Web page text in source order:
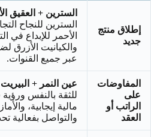
إطلاق منتج
جديد
السترين + العقيق
السترين للنجاح
الأحمر للإبداع في
والكيانيت
عبر جميع القنوات.
المفاوضات
على
الراتب أو
العقد
عين النمر +
للثقة بالنفس
مالية إيجابية،
والتواصل بفعالية